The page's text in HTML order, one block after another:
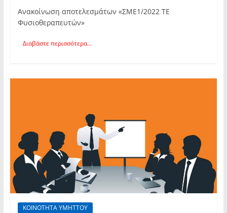
Ανακοίνωση αποτελεσμάτων «ΣΜΕ1/2022 ΤΕ
Φυσιοθεραπευτών»
Διαβάστε περισσότερα...
ΚΟΙΝΟΤΗΤΑ ΥΜΗΤΤΟΥ